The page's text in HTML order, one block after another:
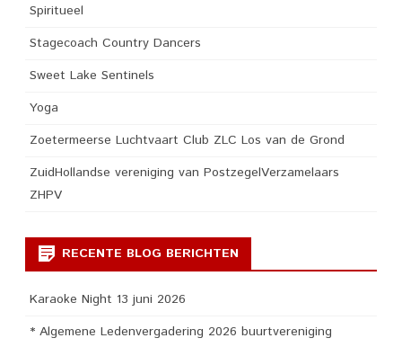
Spiritueel
Stagecoach Country Dancers
Sweet Lake Sentinels
Yoga
Zoetermeerse Luchtvaart Club ZLC Los van de Grond
ZuidHollandse vereniging van PostzegelVerzamelaars
ZHPV
RECENTE BLOG BERICHTEN
Karaoke Night 13 juni 2026
* Algemene Ledenvergadering 2026 buurtvereniging